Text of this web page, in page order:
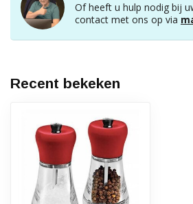
Of heeft u hulp nodig bij
contact met ons op via
Recent bekeken